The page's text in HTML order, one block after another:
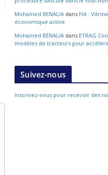
Mohamed BENALIA dans FIA :
économique active
Mohamed BENALIA dans ETRAG
modèles de tracteurs pour
Suivez-nous
Inscrivez-vous pour recevoir des